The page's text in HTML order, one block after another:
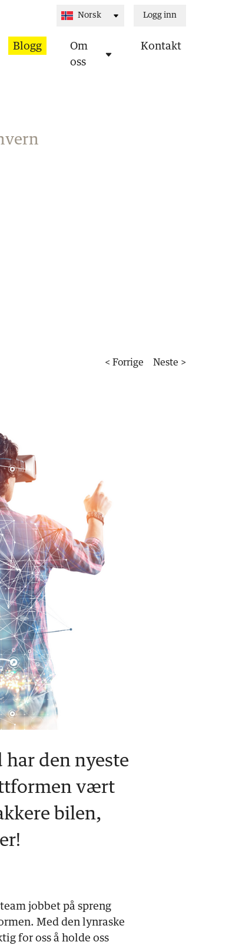
Logg inn
Blogg
Om
oss
Kontakt
< Forrige Neste >
har den nyeste
vært
bilen,
jobbet på spreng
Med den lynraske
for oss å holde oss